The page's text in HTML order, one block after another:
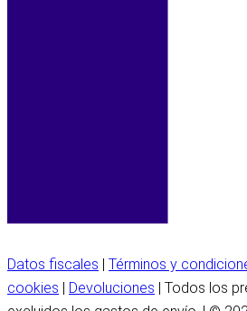
Datos fiscales | Términos y
cookies | Devoluciones | Todos los